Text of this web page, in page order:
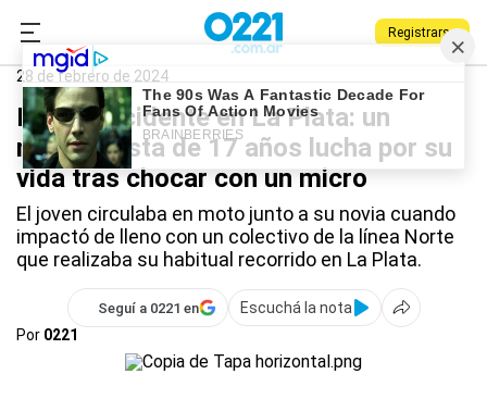
Registrarse
0221.com.ar
La Plata
28 de febrero de 2024
Brutal accidente en La Plata: un
motociclista de 17 años lucha por su
vida tras chocar con un micro
El joven circulaba en moto junto a su novia cuando
impactó de lleno con un colectivo de la línea Norte
que realizaba su habitual recorrido en La Plata.
Seguí a 0221 en
Escuchá la nota
Por 0221